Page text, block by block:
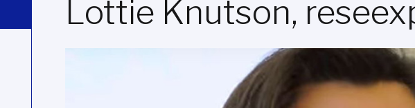
Lottie Knutson,